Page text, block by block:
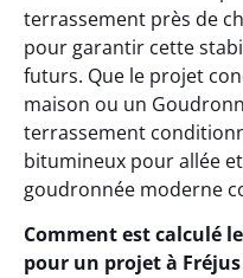
terrassement près de
pour garantir cette
futurs. Que le projet
maison ou un
terrassement
bitumineux pour allée
goudronnée moderne
Comment est calculé
pour un projet à Fréjus